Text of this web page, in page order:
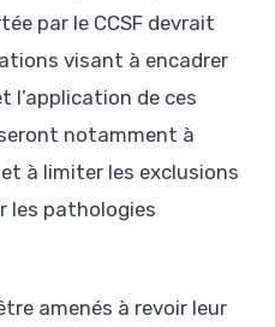
par le CCSF devrait
visant à encadrer
de ces
notamment à
à limiter les exclusions
les pathologies
amenés à revoir leur